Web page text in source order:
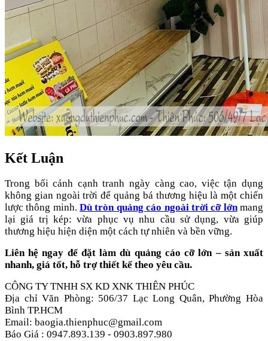
Kết Luận
Trong bối cảnh cạnh tranh ngày càng cao, việc tận dụng
không gian ngoài trời để quảng bá thương hiệu là một chiến
lược thông minh.Dù tròn quảng cáo ngoài trời cỡ lớnmang
lại giá trị kép: vừa phục vụ nhu cầu sử dụng, vừa giúp
thương hiệu hiện diện một cách tự nhiên và bền vững.
Liên hệ ngay để đặt làm dù quảng cáo cỡ lớn – sản xuất
nhanh, giá tốt, hỗ trợ thiết kế theo yêu cầu.
CÔNG TY TNHH SX KD XNK THIÊN PHÚC
Địa chỉ Văn Phòng: 506/37 Lạc Long Quân, Phường Hòa
Bình TP.HCM
Email: baogia.thienphuc@gmail.com
Báo Giá : 0947.893.139 - 0903.897.980